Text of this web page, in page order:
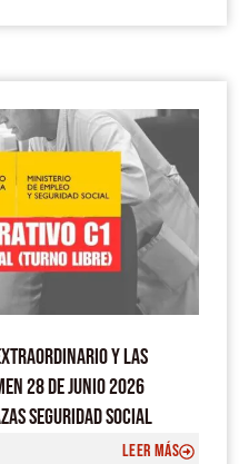
Y LAS
28 DE JUNIO 2026
SEGURIDAD SOCIAL
LEER MÁS